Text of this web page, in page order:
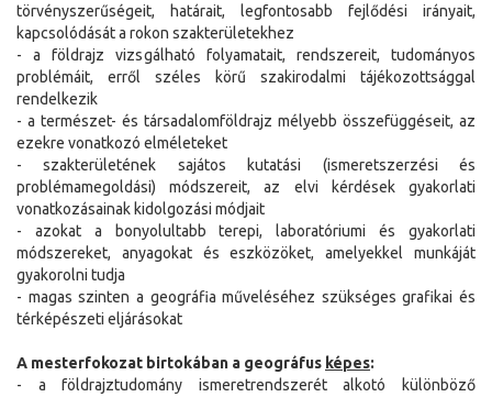
törvényszerűségeit, határait, legfontosabb fejlődési irányait,
kapcsolódását a rokon szakterületekhez
- a földrajz vizsgálható folyamatait, rendszereit, tudományos
problémáit, erről széles körű szakirodalmi tájékozottsággal
rendelkezik
- a természet- és társadalomföldrajz mélyebb összefüggéseit, az
ezekre vonatkozó elméleteket
- szakterületének sajátos kutatási (ismeretszerzési és
problémamegoldási) módszereit, az elvi kérdések gyakorlati
vonatkozásainak kidolgozási módjait
- azokat a bonyolultabb terepi, laboratóriumi és gyakorlati
módszereket, anyagokat és eszközöket, amelyekkel munkáját
gyakorolni tudja
- magas szinten a geográfia műveléséhez szükséges grafikai és
térképészeti eljárásokat
A mesterfokozat birtokában a geográfus képes:
- a földrajztudomány ismeretrendszerét alkotó különböző